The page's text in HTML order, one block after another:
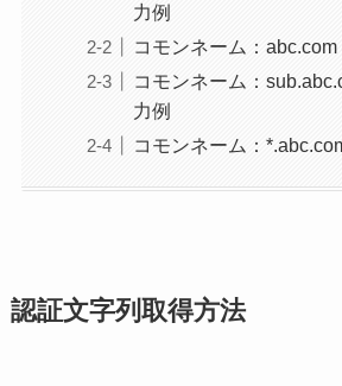
力例
コモンネーム：
コモンネーム：
力例
コモンネーム：
認証文字列取得方法